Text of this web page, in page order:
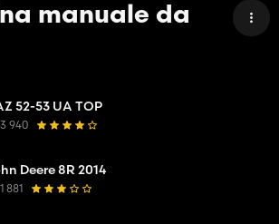
manuale da
52-53 UA TOP
3 940
Deere 8R 2014
1 881